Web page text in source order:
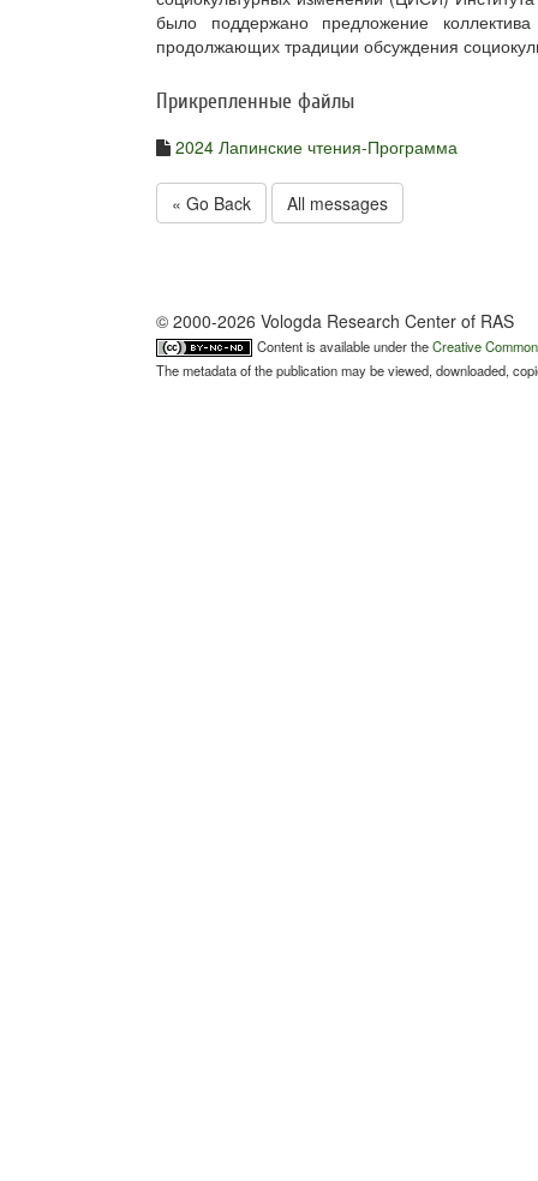
было поддержано предложение
продолжающих традиции обсуждения
Прикрепленные файлы
2024 Лапинские чтения-Программа
« Go Back All messages
© 2000-2026 Vologda Research Center of RAS
Content is available under theCreative
The metadata of the publication may be viewed, downloaded,